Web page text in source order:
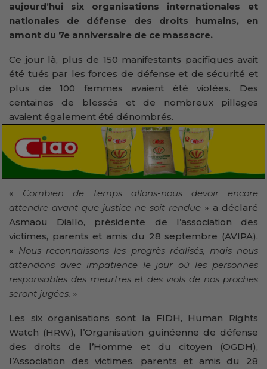
aujourd’hui six organisations internationales et
nationales de défense des droits humains, en
amont du 7e anniversaire de ce massacre.
Ce jour là, plus de 150 manifestants pacifiques avait
été tués par les forces de défense et de sécurité et
plus de 100 femmes avaient été violées. Des
centaines de blessés et de nombreux pillages
avaient également été dénombrés.
« Combien de temps allons-nous devoir encore
attendre avant que justice ne soit rendue » a déclaré
Asmaou Diallo, présidente de l’association des
victimes, parents et amis du 28 septembre (AVIPA).
« Nous reconnaissons les progrès réalisés, mais nous
attendons avec impatience le jour où les personnes
responsables des meurtres et des viols de nos proches
seront jugées. »
Les six organisations sont la FIDH, Human Rights
Watch (HRW), l’Organisation guinéenne de défense
des droits de l’Homme et du citoyen (OGDH),
l’Association des victimes, parents et amis du 28